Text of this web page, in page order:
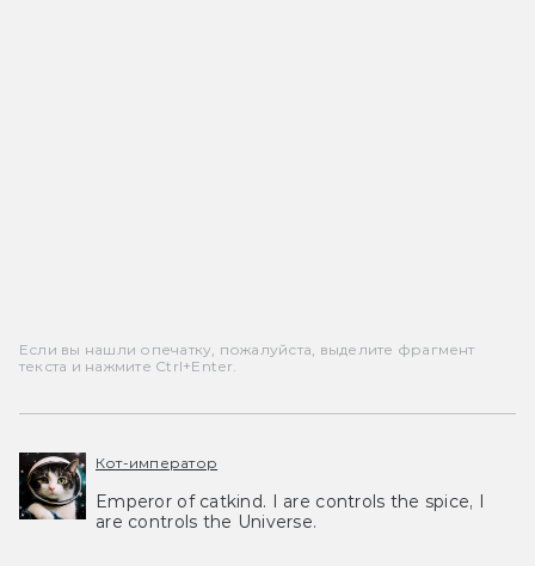
Если вы нашли опечатку, пожалуйста, выделите фрагмент
текста и нажмите Ctrl+Enter.
Кот-император
Emperor of catkind. I are controls the spice, I
are controls the Universe.